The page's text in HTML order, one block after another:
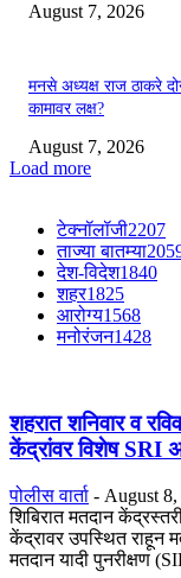
August 7, 2026
मनसे अध्यक्ष राज ठाकरे
कामावर लक्ष?
August 7, 2026
Load more
टेक्नॉलॉजी2207
ताज्या बातम्या
देश-विदेश1840
शहर1825
आरोग्य1568
मनोरंजन1428
शहरात शनिवार व
केंद्रांवर विशेष SRI
पोलीस वार्ता - August
शिबिरात मतदान
केंद्रावर उपस्थित राहून
मतदान यादी पुनरीक्षण